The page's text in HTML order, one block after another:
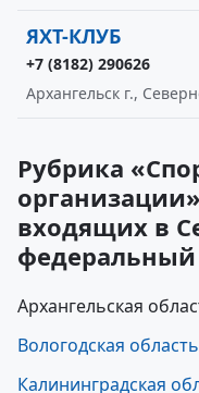
ЯХТ-КЛУБ
+7 (8182) 290626
Архангельск г.,
Рубрика
входящих в
федеральный
Архангельская
Вологодская область
Калининградская